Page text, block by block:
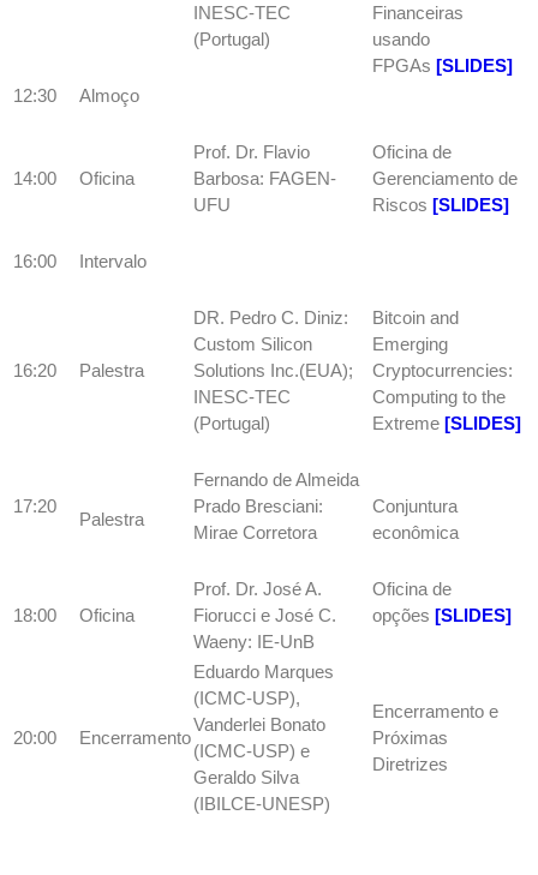
INESC-TEC
(Portugal)
Financeiras
usando
FPGAs [SLIDES]
12:30
Almoço
14:00 Oficina
Prof. Dr. Flavio
Barbosa: FAGEN-
UFU
Oficina de
Gerenciamento de
Riscos [SLIDES]
16:00 Intervalo
16:20 Palestra
DR. Pedro C. Diniz:
Custom Silicon
Solutions Inc.(EUA);
INESC-TEC
(Portugal)
Bitcoin and
Emerging
Cryptocurrencies:
Computing to the
Extreme [SLIDES]
17:20
Palestra
Fernando de Almeida
Prado Bresciani:
Mirae Corretora
Conjuntura
econômica
18:00 Oficina
Prof. Dr. José A.
Fiorucci e José C.
Waeny: IE-UnB
Oficina de
opções [SLIDES]
20:00 Encerramento
Eduardo Marques
(ICMC-USP),
Vanderlei Bonato
(ICMC-USP) e
Geraldo Silva
(IBILCE-UNESP)
Encerramento e
Próximas
Diretrizes